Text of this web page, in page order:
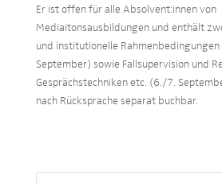
Er ist offen für alle Absolvent:innen von
Mediaitonsausbildungen und enthält
und institutionelle
September) sowie Fallsupervision und
Gesprächstechniken etc. (6./7.
nach Rücksprache separat buchbar.